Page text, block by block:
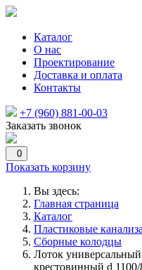
Каталог
О нас
Проектирование
Доставка и оплата
Контакты
+7 (960) 881-00-03
Заказать звонок
0
Показать корзину
Вы здесь:
Главная страница
Каталог
Пластиковые
Сборные колодцы
Лоток
крестовинный d 1100/